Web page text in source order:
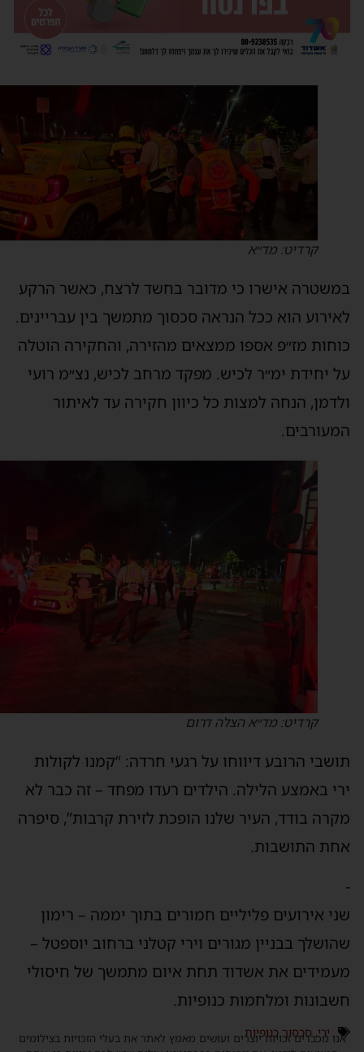
קרדיט: מד״א
אישרו כי מדובר בחשד לרצח, כאשר הרקע
הוא ככל הנראה סכסוך מתמשך בין עבריינים.
מז״פ אספו ממצאים מהזירה, והחקירה הוטלה
יחידת ימ״ר לכיש. מפקד מרחב לכיש, נצ״מ רועי
הנחה למצות כל כיוון חקירה עד לאיתור
קרדיט: מד״א הצלה דרום
הרובע דיווחו על רגעי חרדה: “קמנו לקולות
באמצע הלילה. הילדים רעדו מפחד – זה כבר לא
בודד, העיר שלנו הופכת לזירת קרבות”, סיפרה
התושבות.
אירועים פליליים חמורים בתוך יממה – רימון
בבניין מגורים וירי קטלני ברחוב יוספטל –
את אשדוד תחת איום מתמשך של חיסולי
ומלחמות כנופיות.
ירי סכסוך כנופיות
אנו מכבדים זכויות יוצרים ועושים מאמץ לאתר את בעלי הזכויות בצילומים